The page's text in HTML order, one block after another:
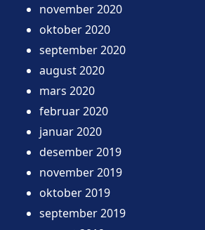
november 2020
oktober 2020
september 2020
august 2020
mars 2020
februar 2020
januar 2020
desember 2019
november 2019
oktober 2019
september 2019